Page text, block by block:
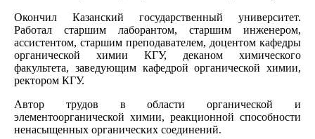
Окончил Казанский государственный университет.
Работал старшим лаборантом, старшим инженером,
ассистентом, старшим преподавателем, доцентом кафедры
органической химии КГУ, деканом химического
факультета, заведующим кафедрой органической химии,
ректором КГУ.
Автор трудов в области органической и
элементоорганической химии, реакционной способности
ненасыщенных органических соединений.